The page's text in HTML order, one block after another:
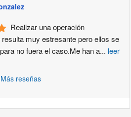
Realizar una operación
muy estresante pero ellos se
no fuera el caso.Me han a... leer
Más reseñas